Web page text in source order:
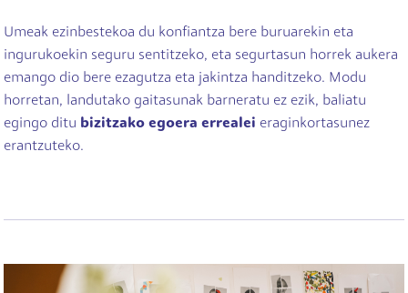
Umeak ezinbestekoa du konfiantza bere buruarekin eta
ingurukoekin seguru sentitzeko, eta segurtasun horrek aukera
emango dio bere ezagutza eta jakintza handitzeko. Modu
horretan, landutako gaitasunak barneratu ez ezik, baliatu
egingo ditu bizitzako egoera errealei eraginkortasunez
erantzuteko.